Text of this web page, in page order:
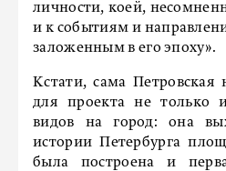
личности, коей,
и к событиям и
заложенным в его эпоху».
Кстати, сама Петровская
для проекта не только
видов на город: она
истории Петербурга
была построена и